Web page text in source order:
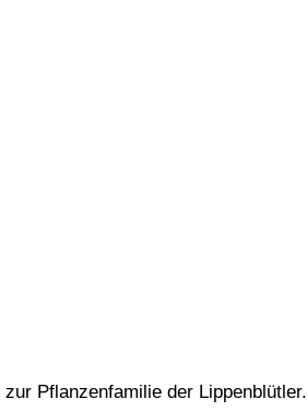
Pflanzenfamilie der Lippenblütler.